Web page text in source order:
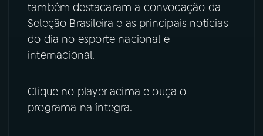
08FESTIVAL DE MÚSICA
ACOMPANHE A RÁDIO NACIONAL
também destacaram a convocação da
Seleção Brasileira e as principais notícias
do dia no esporte nacional e
internacional.
Clique no player acima e ouça o
programa na íntegra.